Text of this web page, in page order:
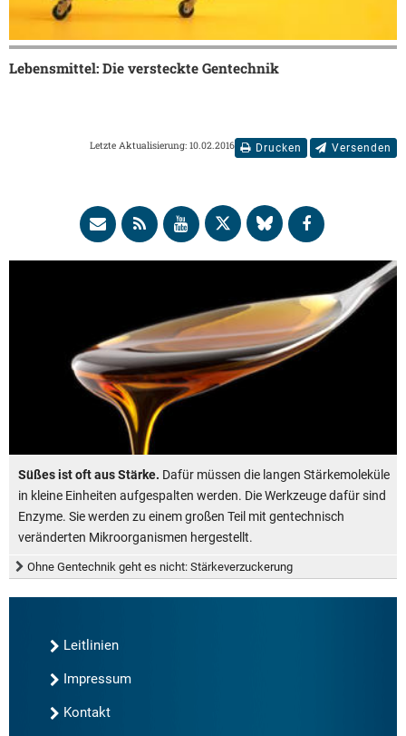
Lebensmittel: Die versteckte Gentechnik
Drucken Versenden
Letzte Aktualisierung: 10.02.2016
Süßes ist oft aus Stärke. Dafür müssen die langen Stärkemoleküle
in kleine Einheiten aufgespalten werden. Die Werkzeuge dafür sind
Enzyme. Sie werden zu einem großen Teil mit gentechnisch
veränderten Mikroorganismen hergestellt.
Ohne Gentechnik geht es nicht: Stärkeverzuckerung
Leitlinien
Impressum
Kontakt